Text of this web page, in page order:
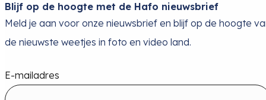
Blijf op de hoogte met de Hafo nieuwsbrief
Meld je aan voor onze nieuwsbrief en blijf op de hoogte
de nieuwste weetjes in foto en video land.
E-mailadres